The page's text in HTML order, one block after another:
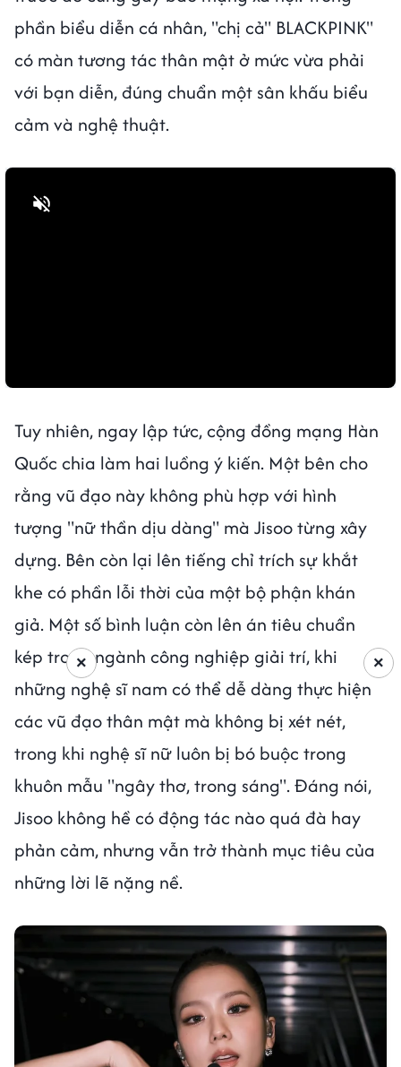
phần biểu diễn cá nhân, "chị cả" BLACKPINK"
có màn tương tác thân mật ở mức vừa phải
với bạn diễn, đúng chuẩn một sân khấu biểu
cảm và nghệ thuật.
Tuy nhiên, ngay lập tức, cộng đồng mạng Hàn
Quốc chia làm hai luồng ý kiến. Một bên cho
rằng vũ đạo này không phù hợp với hình
tượng "nữ thần dịu dàng" mà Jisoo từng xây
dựng. Bên còn lại lên tiếng chỉ trích sự khắt
khe có phần lỗi thời của một bộ phận khán
giả. Một số bình luận còn lên án tiêu chuẩn
kép trong ngành công nghiệp giải trí, khi
những nghệ sĩ nam có thể dễ dàng thực hiện
các vũ đạo thân mật mà không bị xét nét,
trong khi nghệ sĩ nữ luôn bị bó buộc trong
khuôn mẫu "ngây thơ, trong sáng". Đáng nói,
Jisoo không hề có động tác nào quá đà hay
phản cảm, nhưng vẫn trở thành mục tiêu của
những lời lẽ nặng nề.
×
×